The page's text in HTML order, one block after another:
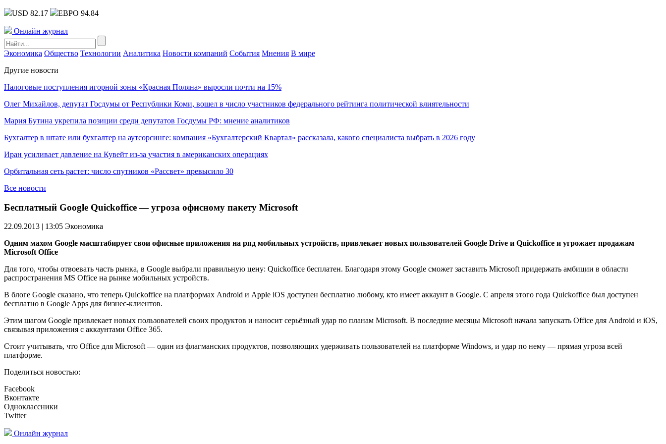
USD 82.17 ЕВРО 94.84
Онлайн журнал
Экономика Общество Технологии Аналитика Новости компаний События Мнения В мире
Другие новости
Налоговые поступления игорной зоны «Красная Поляна» выросли почти на 15%
Олег Михайлов, депутат Госдумы от Республики Коми, вошел в число участников федерального рейтинга политической влиятельности
Мария Бутина укрепила позиции среди депутатов Госдумы РФ: мнение аналитиков
Бухгалтер в штате или бухгалтер на аутсорсинге: компания «Бухгалтерский Квартал» рассказала, какого специалиста выбрать в 2026 году
Иран усиливает давление на Кувейт из-за участия в американских операциях
Орбитальная сеть растет: число спутников «Рассвет» превысило 30
Все новости
Бесплатный Google Quickoffice — угроза офисному пакету Microsoft
22.09.2013 | 13:05 Экономика
Одним махом Google масштабирует свои офисные приложения на ряд мобильных устройств, привлекает новых пользователей Google Drive и Quickoffice и угрожает продажам
Microsoft Office
Для того, чтобы отвоевать часть рынка, в Google выбрали правильную цену: Quickoffice бесплатен. Благодаря этому Google сможет заставить Microsoft придержать амбиции в области
распространения MS Office на рынке мобильных устройств.
В блоге Google сказано, что теперь Quickoffice на платформах Android и Apple iOS доступен бесплатно любому, кто имеет аккаунт в Google. С апреля этого года Quickoffice был доступен
бесплатно в Google Apps для бизнес-клиентов.
Этим шагом Google привлекает новых пользователей своих продуктов и наносит серьёзный удар по планам Microsoft. В последние месяцы Microsoft начала запускать Office для Android и iOS,
связывая приложения с аккаунтами Office 365.
Стоит учитывать, что Office для Microsoft — один из флагманских продуктов, позволяющих удерживать пользователей на платформе Windows, и удар по нему — прямая угроза всей
платформе.
Поделиться новостью:
Facebook
Вконтакте
Одноклассники
Twitter
Онлайн журнал